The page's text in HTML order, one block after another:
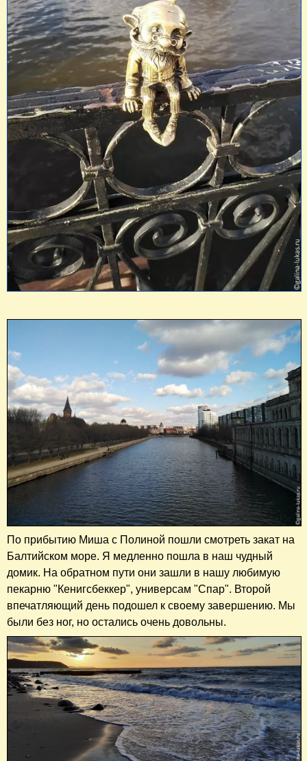
По прибытию Миша с Полиной пошли смотреть закат на
Балтийском море. Я медленно пошла в наш чудный
домик. На обратном пути они зашли в нашу любимую
пекарню "Кенигсбеккер", универсам "Спар". Второй
впечатляющий день подошел к своему завершению. Мы
были без ног, но остались очень довольны.